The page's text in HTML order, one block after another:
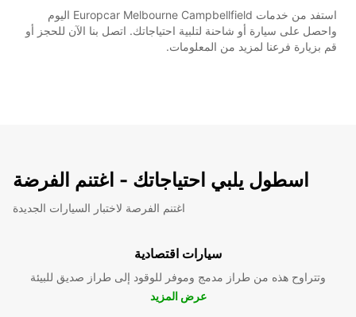
استفد من خدمات Europcar Melbourne Campbellfield اليوم
واحصل على سيارة أو شاحنة لتلبية احتياجاتك. اتصل بنا الآن للحجز أو
قم بزيارة فرعنا لمزيد من المعلومات.
اسطول يلبي احتياجاتك - اغتنم الفرضة
اغتنم الفرصة لاختبار السيارات الجديدة
سيارات اقتصادية
وتتراوح هذه من طراز مدمج وموفر للوقود إلى طراز صديق للبيئة
عرض المزيد